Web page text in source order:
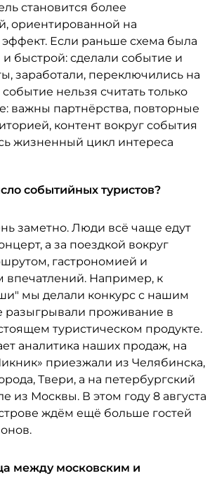
становится более
ориентированной на
Если раньше схема была
быстрой: сделали событие и
заработали, переключились на
нельзя считать только
важны партнёрства, повторные
контент вокруг события
жизненный цикл интереса
событийных туристов?
заметно. Люди всё чаще едут
а за поездкой вокруг
гастрономией и
Например, к
мы делали конкурс с нашим
разыгрывали проживание в
туристическом продукте.
аналитика наших продаж, на
приезжали из Челябинска,
Твери, а на петербургский
из Москвы. В этом году 8 августа
ждём ещё больше гостей
между московским и